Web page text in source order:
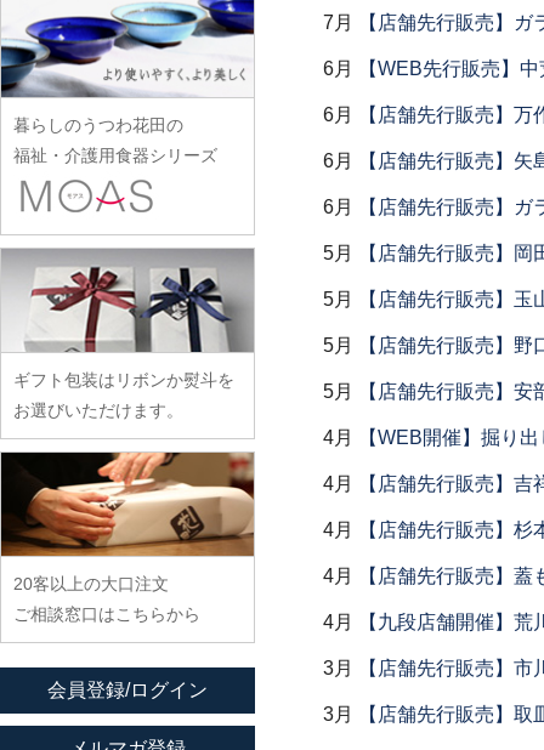
7月 【店舗先行販売】ガ
6月 【WEB先行販売】
6月 【店舗先行販売】万
6月 【店舗先行販売】
6月 【店舗先行販売】ガ
5月 【店舗先行販売】岡
5月 【店舗先行販売】
5月 【店舗先行販売】野
5月 【店舗先行販売】
4月 【WEB開催】掘り
4月 【店舗先行販売】吉
4月 【店舗先行販売】
4月 【店舗先行販売】蓋
4月 【九段店舗開催】荒
3月 【店舗先行販売】
3月 【店舗先行販売】取
和泉良法
市川知也
伊藤聡信
伊藤孝英
井銅心平
稲村真耶
イム サエム
イレヤガラス
岩舘隆（浄法寺）
臼田けい子
海野裕
浦陽子
遠藤マサヒロ
大井寛史
大久保公太郎
大沢和義
大平新五
大前史
大和田友香
工藤和彦
熊谷峻
小泉敦信
こいずみみゆき
古賀雄二郎
小寺暁洋
小林巧征
小牧広平
近藤亮介
鈴木涼子
須谷窯
滴生舎
土井康治朗
土井宏友
陶房独歩炎
徳永遊心
富山孝一
土本訓寛・土本久美子
野口悦士
日高直子
ヒヅミ峠舎
樋山真弓
平岡正弘
平林秀幸
廣野俊彦
廣政毅
ふじい製作所
藤崎均
藤田永子
藤塚光男
ほたる窯
堀畑蘭
みずのみさ
光井威善
三留舞
宮岡麻衣子
宮崎孝彦
三輪周太郎
武曽健一
村田森
村田菜穂美
木工ヤマニ
森知恵子
森悠紀子
森下綾
Yu-ten
雪ノ浦裕一
吉岡将弐
吉田学
余宮隆
暮らしのうつわ花田の
福祉・介護用食器シリーズ
ギフト包装はリボンか熨斗を
お選びいただけます。
20客以上の大口注文
ご相談窓口はこちらから
会員登録/ログイン